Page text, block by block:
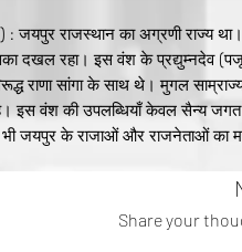
: जयपुर राजस्थान का अग्रणी राज्य
दखल रहा। इस वंश के प्रद्युम्नदेव
राणा सांगा के साथ थे। मुगल
इस वंश की उपलब्धियाँ केवल सैन्य जगत
जयपुर के राजाओं और राजनेताओं का
प्रसिद्ध छायाकार। जयपुर की पांडित्य
के पश्चात् जयपुर राज्य का विलय
Share your